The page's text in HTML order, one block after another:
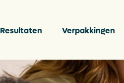
Resultaten Verpakkingen